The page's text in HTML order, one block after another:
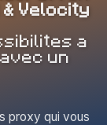
Velocity
a
un
proxy qui vous